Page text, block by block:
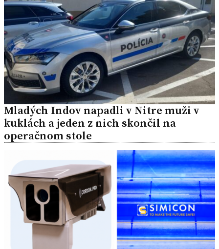
Mladých Indov napadli v Nitre muži v
kuklách a jeden z nich skončil na
operačnom stole